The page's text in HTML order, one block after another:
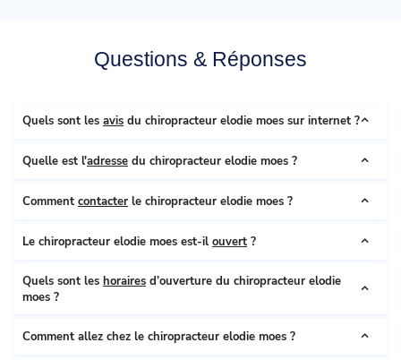
Questions & Réponses
Quels sont les avis du chiropracteur elodie moes sur internet ?
Quelle est l'adresse du chiropracteur elodie moes ?
Comment contacter le chiropracteur elodie moes ?
Le chiropracteur elodie moes est-il ouvert ?
Quels sont les horaires d’ouverture du chiropracteur elodie
moes ?
Comment allez chez le chiropracteur elodie moes ?